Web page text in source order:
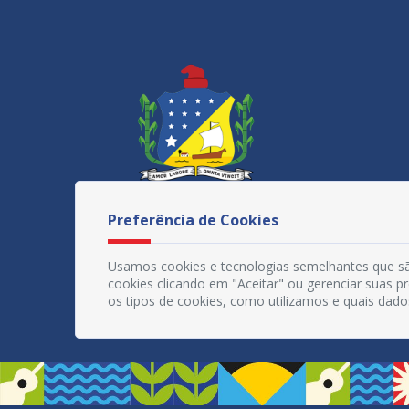
Preferência de Cookies
Usamos cookies e tecnologias semelhantes que
cookies clicando em "Aceitar" ou gerenciar suas
os tipos de cookies, como utilizamos e quais